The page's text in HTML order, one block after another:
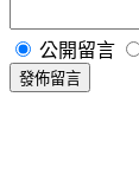
公開留言
發佈留言